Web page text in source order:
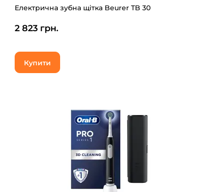
Електрична зубна щітка Beurer TB 30
2 823 грн.
Купити